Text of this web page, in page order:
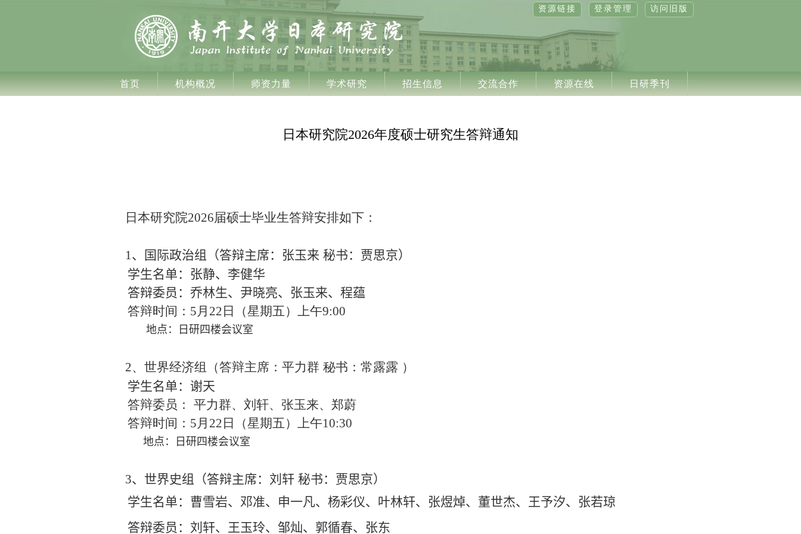
资源链接 登录管理 访问旧版
首页 机构概况 师资力量 学术研究 招生信息 交流合作 资源在线 日研季刊
日本研究院2026年度硕士研究生答辩通知
日本研究院2026届硕士毕业生答辩安排如下：
1、国际政治组（答辩主席： 张玉来 秘书：贾思京）
学生名单：
张静、 李健华
答辩委员：乔林生、尹晓亮、
张玉来、 程蕴
答辩时间： 5 月 22 日（星期五）上午9:00
地点：日研四楼会议室
2、世界经济组（答辩主席：平力群 秘书：常露露 ）
学生名单： 谢天
答辩委员： 平力群、刘轩、张玉来、郑蔚
答辩时间： 5 月 22 日（星期五）上午10:30
地点：日研四楼会议室
3、世界史组（答辩主席： 刘轩 秘书：贾思京）
学生名单： 曹雪岩、 邓准、 申一凡、杨彩仪、叶林轩、张煜焯、董世杰、王予汐、张若琼
答辩委员： 刘轩、王玉玲、邹灿、郭循春、张东